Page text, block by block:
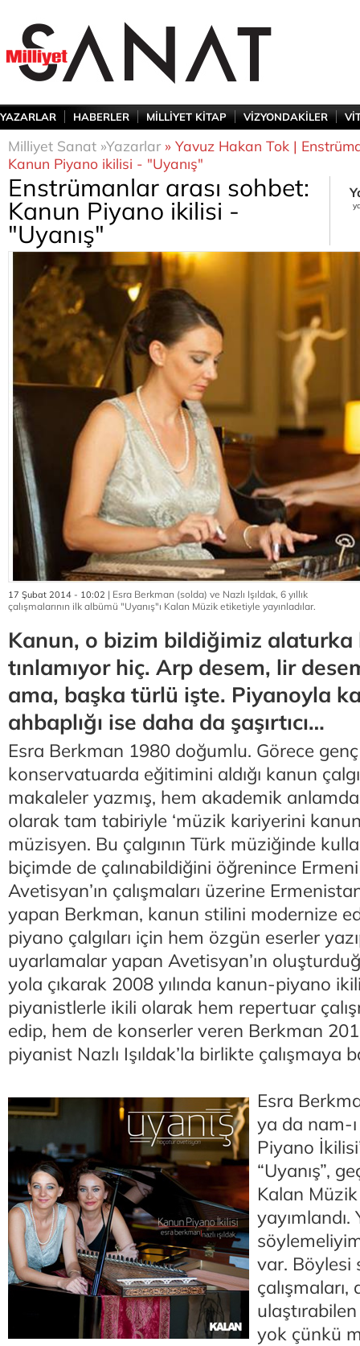
YAZARLAR HABERLER MİLLİYET KİTAP VİZYONDAKİLER
Milliyet Sanat »Yazarlar» Yavuz Hakan Tok |
Kanun Piyano ikilisi - "Uyanış"
Enstrümanlar arası sohbet:
Kanun Piyano ikilisi -
"Uyanış"
17 Şubat 2014 - 10:02 | Esra Berkman (solda) ve Nazlı Işıldak, 6 yıllık
çalışmalarının ilk albümü "Uyanış"ı Kalan Müzik etiketiyle yayınladılar.
Kanun, o bizim bildiğimiz
tınlamıyor hiç. Arp desem, lir
ama, başka türlü işte. Piyanoyla
ahbaplığı ise daha da şaşırtıcı…
Esra Berkman 1980 doğumlu. Görece
konservatuarda eğitimini aldığı kanun
makaleler yazmış, hem akademik
olarak tam tabiriyle ‘müzik kariyerini
müzisyen. Bu çalgının Türk müziğinde
biçimde de çalınabildiğini öğrenince
Avetisyan’ın çalışmaları üzerine
yapan Berkman, kanun stilini modernize
piyano çalgıları için hem özgün eserler
uyarlamalar yapan Avetisyan’ın
yola çıkarak 2008 yılında kanun-piyano
piyanistlerle ikili olarak hem repertuar
edip, hem de konserler veren Berkman
piyanist Nazlı Işıldak’la birlikte çalışmaya
Esra
ya da nam-
Piyano
“Uyanış”,
Kalan
var. Böylesi
yok çünkü